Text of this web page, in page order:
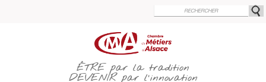
principal
ÊTREpar la tradition
DEVENIRpar l'innovation